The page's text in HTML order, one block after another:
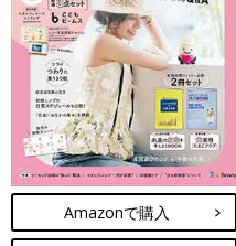
Amazonで購入